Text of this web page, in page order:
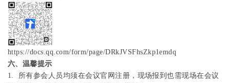
https://docs.qq.com/form/page/DRkJVSFhsZkp1emdq
六、温馨提示
1.
所有参会人员均须在会议官网注册，现场报到也需现场在会议